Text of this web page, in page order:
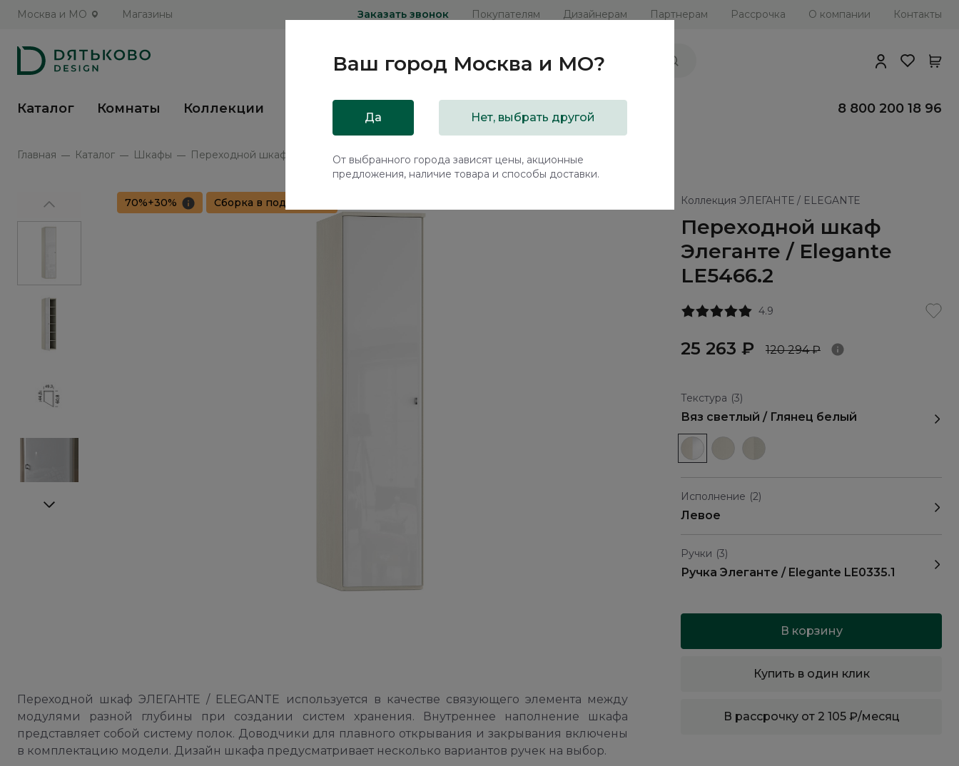
Москва и МО Магазины Заказать звонок Покупателям Дизайнерам Партнерам Рассрочка О компании Контакты
Каталог Комнаты Коллекции Распродажа 8 800 200 18 96
Главная Каталог Шкафы Переходной шкаф Элеганте / Elegante LE5466.2
Коллекция ЭЛЕГАНТЕ / ELEGANTE
Переходной шкаф
Элеганте / Elegante
LE5466.2
4.9
25 263 ₽ 120 294 ₽
Текстура (3)
Вяз светлый / Глянец белый
Исполнение (2)
Левое
Ручки (3)
Ручка Элеганте / Elegante LE0335.1
В корзину
Купить в один клик
В рассрочку от 2 105 ₽/месяц
70%+30% Сборка в подарок
Переходной шкаф ЭЛЕГАНТЕ / ELEGANTE используется в качестве связующего элемента между
модулями разной глубины при создании систем хранения. Внутреннее наполнение шкафа
представляет собой систему полок. Доводчики для плавного открывания и закрывания включены
в комплектацию модели. Дизайн шкафа предусматривает несколько вариантов ручек на выбор.
Ваш город Москва и МО?
Да Нет, выбрать другой
От выбранного города зависят цены, акционные
предложения, наличие товара и способы доставки.